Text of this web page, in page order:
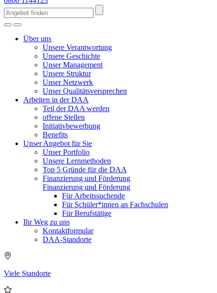
Über uns
Unsere Verantwortung
Unsere Geschichte
Unser Management
Unsere Struktur
Unser Netzwerk
Unser Qualitätsversprechen
Arbeiten in der DAA
Teil der DAA werden
offene Stellen
Initiativbewerbung
Benefits
Unser Angebot für Sie
Unser Portfolio
Unsere Lernmethoden
Top 5 Gründe für die DAA
Finanzierung und Förderung
Finanzierung und Förderung
Für Arbeitssuchende
Für Schüler*innen an Fachschulen
Für Berufstätige
Ihr Weg zu uns
Kontaktformular
DAA-Standorte
Viele Standorte